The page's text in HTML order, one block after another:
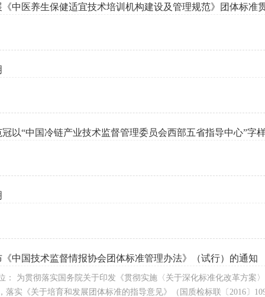
《中医养生保健适宜技术培训机构建设及管理规范》团体标准
以“中国冷链产业技术监督管理委员会西部五省指导中心”字
中国技术监督情报协会团体标准管理办法》（试行）的通知
： 为贯彻落实国务院关于印发《贯彻实施〈关于深化标准化改革方案
落实《关于培育和发展团体标准的指导意见》（国质检标联〔2016〕